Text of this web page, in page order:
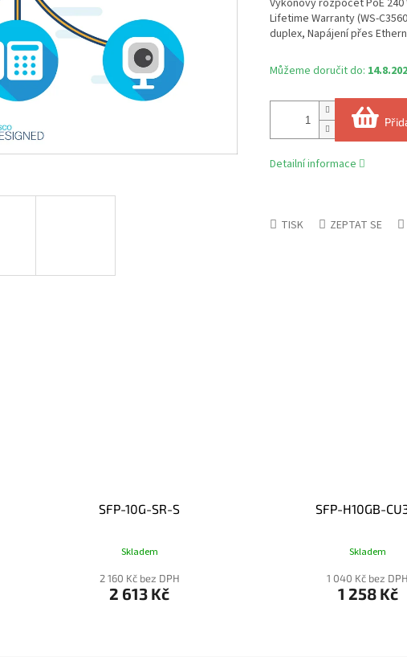
Můžeme doručit do:
Výkonový rozpočet PoE 240
Lifetime Warranty (WS-
duplex, Napájení přes
Detailní informace
TISK ZEPTAT SE
SFP-10G-SR-S
Skladem
2 160 Kč bez DPH
2 613 Kč
SFP-H10GB-
Skladem
1 040 Kč bez DPH
1 258 Kč